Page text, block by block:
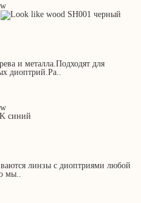
и металла.Подходят для
диоптрий.Ра..
линзы с диоптриями любой
мы..